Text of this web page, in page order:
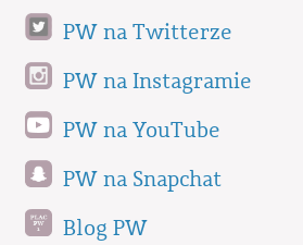
PW na Twitterze
PW na Instagramie
PW na YouTube
PW na Snapchat
Blog PW